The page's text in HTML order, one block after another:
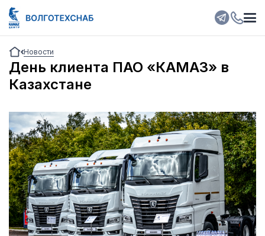
Новости
День клиента ПАО «КАМАЗ» в
Казахстане